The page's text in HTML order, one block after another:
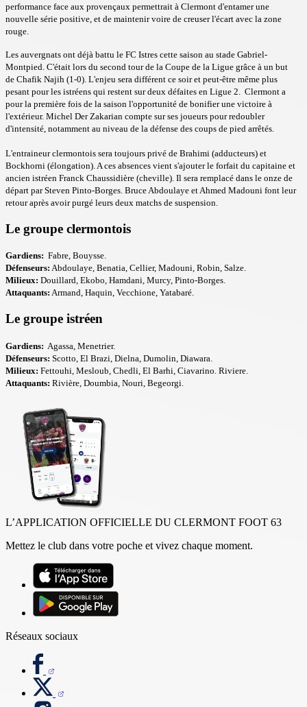
performance face aux provençaux permettrait à Clermont d'entamer une
nouvelle série positive, et de maintenir voire de creuser l'écart avec la zone
rouge.
Les auvergnats ont déjà battu le FC Istres cette saison au stade Gabriel-
Montpied. C'était lors du second tour de la Coupe de la Ligue grâce à un but
de Chafik Najih (1-0). L'enjeu sera différent ce soir et peut-être même plus
pesant pour les istréens qui restent sur deux défaites en Ligue 2. Clermont a
pour la première fois de la saison l'opportunité de bonifier une victoire à
l'extérieur. Michel Der Zakarian compte sur ses joueurs pour redoubler
d'intensité, notamment au niveau de la défense des coups de pied arrêtés.
L'entraineur clermontois sera toujours privé de Brahimi (adducteurs) et
Bockhorni (élongation). A ces absences vient s'ajouter le forfait du capitaine et
ancien istréen Franck Chaussidière (cheville). Il sera remplacé dans le onze de
départ par Steven Pinto-Borges. Bruce Abdoulaye et Ahmed Madouni font leur
retour après avoir purgé leurs deux matchs de suspension.
Le groupe clermontois
Gardiens: Fabre, Bouysse.
Défenseurs: Abdoulaye, Benatia, Cellier, Madouni, Robin, Salze.
Milieux: Douillard, Ekobo, Hamdani, Murcy, Pinto-Borges.
Attaquants: Armand, Haquin, Vecchione, Yatabaré.
Le groupe istréen
Gardiens: Agassa, Menetrier.
Défenseurs: Scotto, El Brazi, Dielna, Dumolin, Diawara.
Milieux: Fettouhi, Mesloub, Chedli, El Barhi, Ciavarino. Riviere.
Attaquants: Rivière, Doumbia, Nouri, Begeorgi.
L’APPLICATION OFFICIELLE DU CLERMONT FOOT 63
Mettez le club dans votre poche et vivez chaque moment.
Réseaux sociaux